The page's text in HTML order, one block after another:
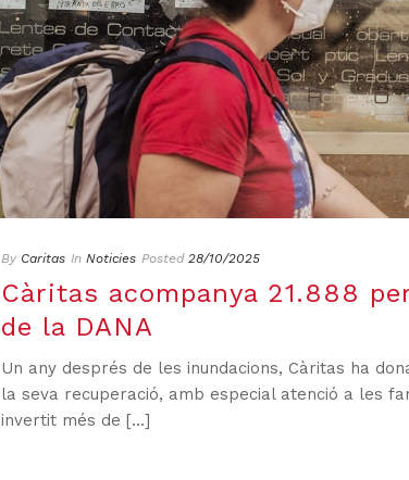
By Caritas In Noticies Posted 28/10/2025
Càritas acompanya 21.888
de la DANA
Un any després de les inundacions, Càritas ha
la seva recuperació, amb especial atenció a les
invertit més de [...]